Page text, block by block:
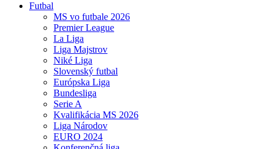
Futbal
MS vo futbale 2026
Premier League
La Liga
Liga Majstrov
Niké Liga
Slovenský futbal
Európska Liga
Bundesliga
Serie A
Kvalifikácia MS 2026
Liga Národov
EURO 2024